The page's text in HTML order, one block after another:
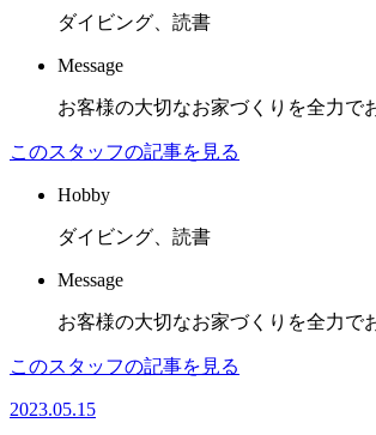
ダイビング、読書
Message
お客様の大切なお家づくりを全力で
このスタッフの記事を見る
Hobby
ダイビング、読書
Message
お客様の大切なお家づくりを全力で
このスタッフの記事を見る
2023.05.15